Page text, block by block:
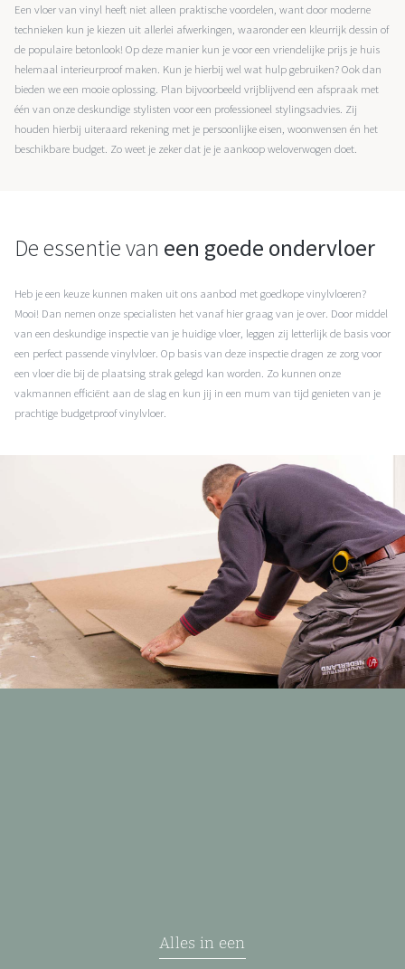
Een vloer van vinyl heeft niet alleen praktische voordelen, want door moderne
technieken kun je kiezen uit allerlei afwerkingen, waaronder een kleurrijk dessin of
de populaire betonlook! Op deze manier kun je voor een vriendelijke prijs je huis
helemaal interieurproof maken. Kun je hierbij wel wat hulp gebruiken? Ook dan
bieden we een mooie oplossing. Plan bijvoorbeeld vrijblijvend een afspraak met
één van onze deskundige stylisten voor een professioneel stylingsadvies. Zij
houden hierbij uiteraard rekening met je persoonlijke eisen, woonwensen én het
beschikbare budget. Zo weet je zeker dat je je aankoop weloverwogen doet.
De essentie van een goede ondervloer
Heb je een keuze kunnen maken uit ons aanbod met goedkope vinylvloeren?
Mooi! Dan nemen onze specialisten het vanaf hier graag van je over. Door middel
van een deskundige inspectie van je huidige vloer, leggen zij letterlijk de basis voor
een perfect passende vinylvloer. Op basis van deze inspectie dragen ze zorg voor
een vloer die bij de plaatsing strak gelegd kan worden. Zo kunnen onze
vakmannen efficiënt aan de slag en kun jij in een mum van tijd genieten van je
prachtige budgetproof vinylvloer.
Alles in een